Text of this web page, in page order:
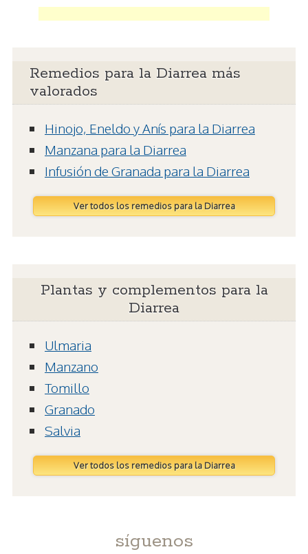
Remedios para la Diarrea más
valorados
Hinojo, Eneldo y Anís para la Diarrea
Manzana para la Diarrea
Infusión de Granada para la Diarrea
Ver todos los remedios para la Diarrea
Plantas y complementos para la
Diarrea
Ulmaria
Manzano
Tomillo
Granado
Salvia
Ver todos los remedios para la Diarrea
síguenos